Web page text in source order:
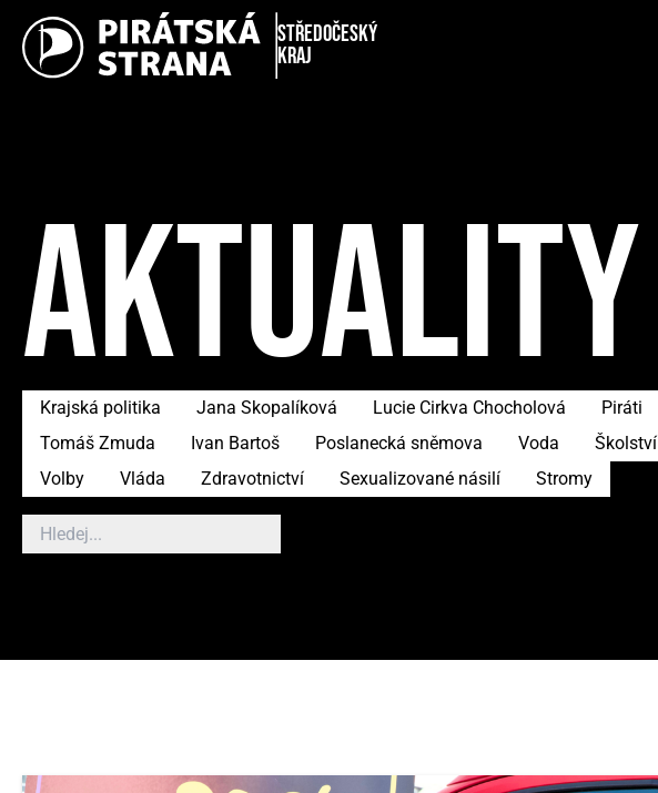
Středočeský
kraj
AKTUALITY
Krajská politika Jana Skopalíková Lucie Cirkva Chocholová Piráti
Tomáš Zmuda
Ivan Bartoš Poslanecká sněmova Voda Školství
Volby
Vláda Zdravotnictví Sexualizované násilí Stromy